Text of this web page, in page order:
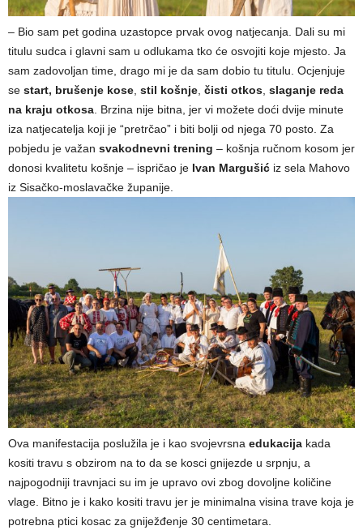
– Bio sam pet godina uzastopce prvak ovog natjecanja. Dali su mi
titulu sudca i glavni sam u odlukama tko će osvojiti koje mjesto. Ja
sam zadovoljan time, drago mi je da sam dobio tu titulu. Ocjenjuje
se start, brušenje kose stil košnje čisti otkos slaganje reda
na kraju otkosa . Brzina nije bitna, jer vi možete doći dvije minute
iza natjecatelja koji je “pretrčao” i biti bolji od njega 70 posto. Za
pobjedu je važan svakodnevni trening – košnja ručnom kosom jer
donosi kvalitetu košnje – ispričao je Ivan Margušić iz sela Mahovo
iz Sisačko-moslavačke županije.
Ova manifestacija poslužila je i kao svojevrsna edukacija kada
kositi travu s obzirom na to da se kosci gnijezde u srpnju, a
najpogodniji travnjaci su im je upravo ovi zbog dovoljne količine
vlage. Bitno je i kako kositi travu jer je minimalna visina trave koja je
potrebna ptici kosac za gniježđenje 30 centimetara.